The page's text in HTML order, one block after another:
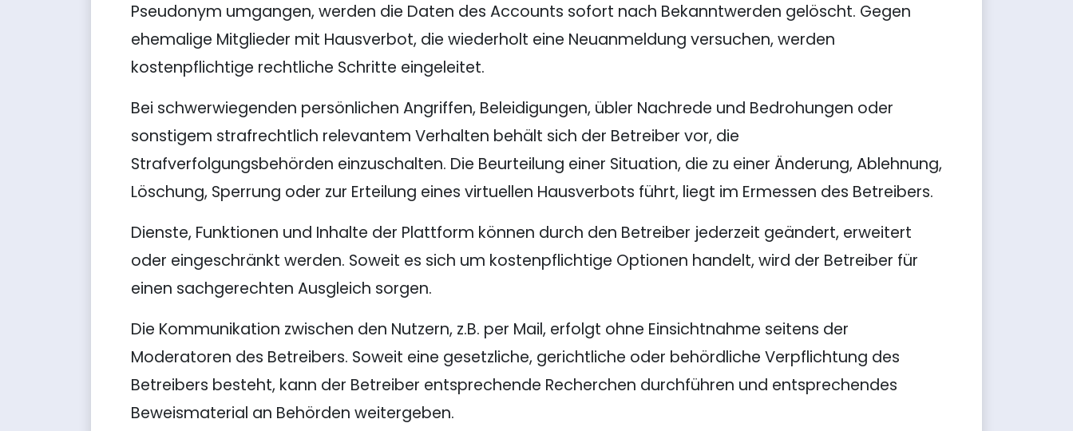
Pseudonym umgangen, werden die Daten des Accounts sofort nach Bekanntwerden gelöscht. Gegen
ehemalige Mitglieder mit Hausverbot, die wiederholt eine Neuanmeldung versuchen, werden
kostenpflichtige rechtliche Schritte eingeleitet.
Bei schwerwiegenden persönlichen Angriffen, Beleidigungen, übler Nachrede und Bedrohungen oder
sonstigem strafrechtlich relevantem Verhalten behält sich der Betreiber vor, die
Strafverfolgungsbehörden einzuschalten. Die Beurteilung einer Situation, die zu einer Änderung, Ablehnung,
Löschung, Sperrung oder zur Erteilung eines virtuellen Hausverbots führt, liegt im Ermessen des Betreibers.
Dienste, Funktionen und Inhalte der Plattform können durch den Betreiber jederzeit geändert, erweitert
oder eingeschränkt werden. Soweit es sich um kostenpflichtige Optionen handelt, wird der Betreiber für
einen sachgerechten Ausgleich sorgen.
Die Kommunikation zwischen den Nutzern, z.B. per Mail, erfolgt ohne Einsichtnahme seitens der
Moderatoren des Betreibers. Soweit eine gesetzliche, gerichtliche oder behördliche Verpflichtung des
Betreibers besteht, kann der Betreiber entsprechende Recherchen durchführen und entsprechendes
Beweismaterial an Behörden weitergeben.